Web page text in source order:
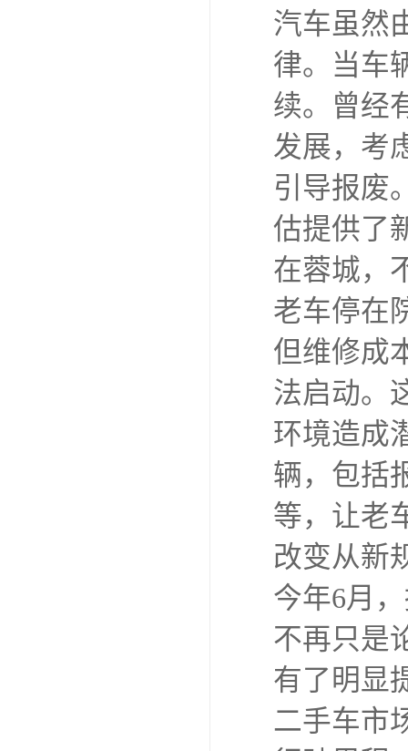
汽车虽然
律。当车
续。曾经
发展，考
引导报废
估提供了
在蓉城，
老车停在
但维修成
法启动。
环境造成
辆，包括
等，让老
改变从新
今年6月
不再只是
有了明显
二手车市